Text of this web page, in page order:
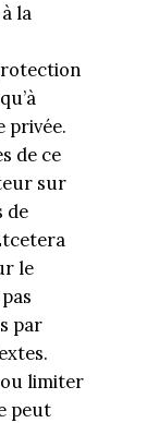
la
privée.
de ce
sur
de
le
par
limiter
peut